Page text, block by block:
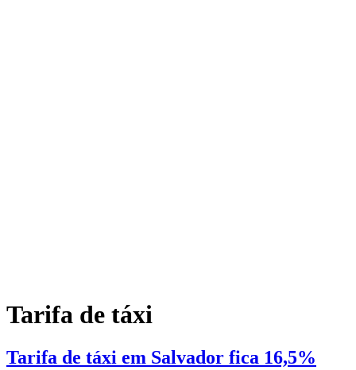
Tarifa de táxi
Tarifa de táxi em Salvador fica 16,5%